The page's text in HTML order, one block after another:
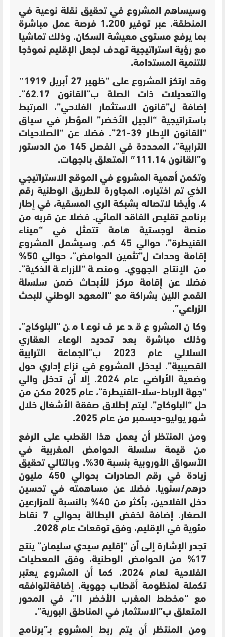
وسيساهم المشروع في تحقيق نقلة نوعية في
المنطقة. عبر توفير 1.200 فرصة عمل مباشرة
بما يرفع مستوى معيشة السكان. وذلك تماشيا
مع رؤية استراتيجية تهدف لجعل الإقليم نموذجا
للتنمية المستدامة.
وقد ارتكز المشروع على “ظهير 27 أبريل 1919″
والتعديلات ذات الصلة ب”القانون 62.17”.
إضافة ل”قانون الاستثمار الفلاحي”، المرتبط
باستراتيجية “الجيل الأخضر” المؤطر في سياق
“القانون الإطار 39-21”. فضلا عن “الصلاحيات
الترابية”، المحددة في الفصل 145 من الدستور
و”القانون 111.14″ المتعلق بالجهات.
وتكمن أهمية المشروع في الموقع الاستراتيجي
الذي تم اختياره، المجاورة للطريق الوطنية رقم
4. وأيضا ل
اتصاله بشبكة الري المسقية، في إطار
برنامج تقليص الفاقد المائي. فضلا عن قربه من
منصة لوجستية هامة تتمثل في “ميناء
القنيطرة”، حوالي 45 كم. وسيشمل المشروع
إقامة
وحدات ل”تثمين الحوامض”، حوالي 50%
من الإنتاج الجهوي. ومنصة “للزراعة الذكية”.
فضلا عن إقامة مركز للأبحاث ضمن سلسلة
القمح اللين بشراكة مع “المعهد الوطني للبحث
الزراعي”.
وكان المشروع قد عرف نوعا من “البلوكاج”.
وذلك مباشرة بعد تحديد الوعاء العقاري
السلالي عام
2023 ب”الجماعة الترابية
القصيبية”. ليدخل المشروع في نزاع إداري حول
وضعية الأراضي عام 2024. إلا أن تدخل
والي
“جهة الرباط-سلا-القنيطرة”، عام 2025 مكن من
حل “البلوكاج”. ليتم إطلاق صفقة الأشغال خلال
شهر يوليو-ديسمبر من عام 2025.
ومن المنتظر أن يعمل هذا القطب على الرفع
من قيمة سلسلة الحوامض المغربية في
الأسواق الأوروبية بنسبة 30%. وبالتالي تحقيق
زيادة في رقم الصادرات بحوالي
450 مليون
درهم/سنويا. فضلا عن مساهمته في تحسين
دخل الفلاحين، بأكثر من 40% بالنسبة للمزارعين
الصغار. إضافة ل
خفض البطالة بحوالي 7 نقاط
مئوية في الإقليم، وفق توقعات عام 2028.
تجدر الإشارة إلى أن “إقليم سيدي سليمان” ينتج
17% من الحوامض الوطنية، وفق المعطيات
الفلاحية لعام 2024. كما أن المشروع يعتبر
تكملة لمنظومة أقطاب جهوية. إضافةلتوافقه
مع “
مخطط المغرب الأخضر II”، في المحور
المتعلق ب”الاستثمار في المناطق البورية”.
ومن المنتظر أن يتم ربط المشروع بـ”برنامج